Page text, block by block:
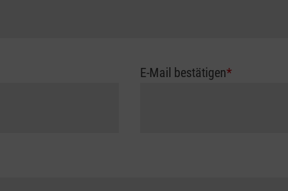
E-Mail bestätigen*